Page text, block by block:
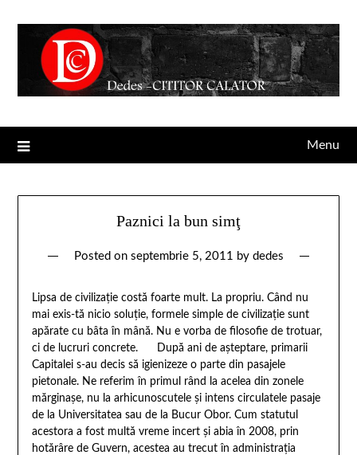
Menu
Paznici la bun simţ
Posted on septembrie 5, 2011 by dedes
Lipsa de civilizaţie costă foarte mult. La propriu. Când nu
mai exis-tă nicio soluţie, formele simple de civilizaţie sunt
apărate cu bâta în mână. Nu e vorba de filosofie de trotuar,
ci de lucruri concrete. După ani de aşteptare, primarii
Capitalei s-au decis să igienizeze o parte din pasajele
pietonale. Ne referim în primul rând la acelea din zonele
mărginaşe, nu la arhicunoscutele şi intens circulatele pasaje
de la Universitatea sau de la Bucur Obor. Cum statutul
acestora a fost multă vreme incert şi abia în 2008, prin
hotărâre de Guvern, acestea au trecut în administraţia